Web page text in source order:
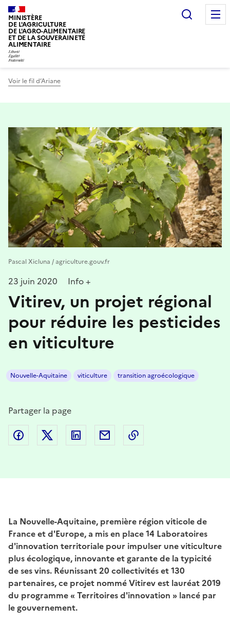
MINISTÈRE
DE L'AGRICULTURE
DE L'AGRO-ALIMENTAIRE
ET DE LA SOUVERAINETÉ
ALIMENTAIRE
Voir le fil d’Ariane
Pascal Xicluna / agriculture.gouv.fr
23 juin 2020 Info +
Vitirev, un projet régional
pour réduire les pesticides
en viticulture
Nouvelle-Aquitaine viticulture transition agroécologique
Partager la page
Partager sur Facebook
Partager sur Twitter
Partager sur LinkedIn
Partager par email
La Nouvelle-Aquitaine, première région viticole de
France et d'Europe, a mis en place 14 Laboratoires
d'innovation territoriale pour impulser une viticulture
plus écologique, innovante et garante de la typicité
de ses vins. Réunissant 20 collectivités et 130
partenaires, ce projet nommé Vitirev est lauréat 2019
du programme « Territoires d'innovation » lancé par
le gouvernement.